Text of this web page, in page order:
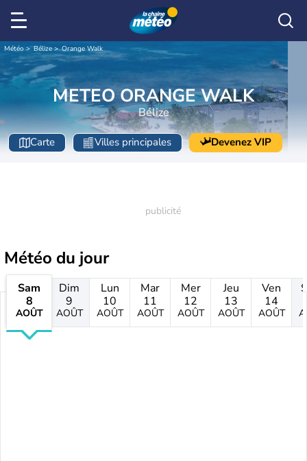
Météo Bélize Orange Walk
METEO ORANGE WALK
Bélize
Carte Villes principales Devenez VIP
Météo du jour
Sam
8
AOÛT
Dim
9
AOÛT
Lun
10
AOÛT
Mar
11
AOÛT
Mer
12
AOÛT
Jeu
13
AOÛT
Ven
14
AOÛT